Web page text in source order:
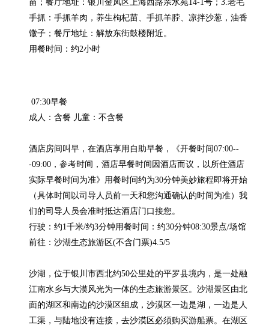
苗；餐厅地址：银川金凤区上海西路亲水苑14-1号；3.老毛
手抓：手抓羊肉，养生枸杞苗、手抓羊脖、凉拌沙葱，油香
馓子；餐厅地址：解放东街鼓楼附近。
用餐时间：约2小时
07:30早餐
成人：含餐 儿童：不含餐
酒店房间叫早，在酒店享用自助早餐，《开餐时间07:00--
-09:00，参考时间，酒店早餐时间因酒店而议，以所住酒店
实际早餐时间为准》用餐时间约为30分钟美妙旅程即将开始
（具体时间以司导人员前一天和您沟通确认的时间为准）我
们的司导人员会准时抵达酒店门口接您。
行驶：约1千米/约3分钟用餐时间：约30分钟08:30景点/场馆
前往：沙湖生态旅游区(不含门票)4.5/5
沙湖，位于银川市西北约50公里处的平罗县境内，是一处融
江南水乡与大漠风光为一体的生态旅游景区。沙湖景区由北
面的湖区和南边的沙漠区组成，沙漠区一边是湖，一边是人
工渠，与陆地没有连接，去沙漠区必须购买游船票。在湖区